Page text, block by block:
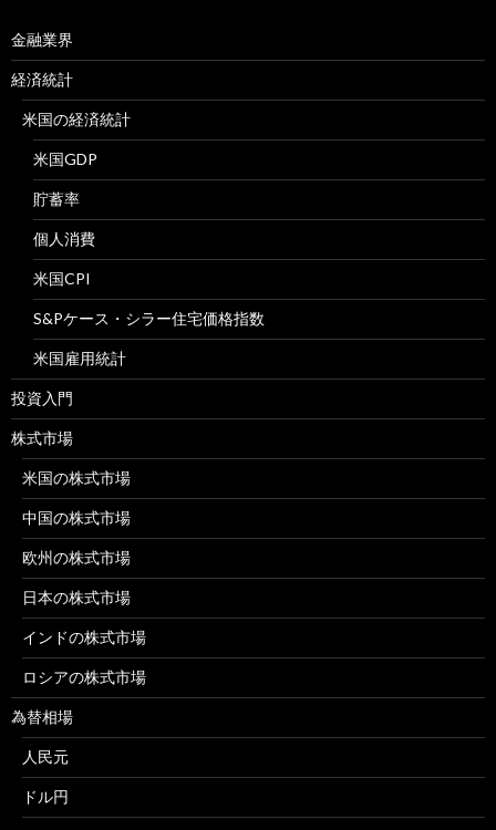
金融業界
経済統計
米国の経済統計
米国GDP
貯蓄率
個人消費
米国CPI
S&Pケース・シラー住宅価格指数
米国雇用統計
投資入門
株式市場
米国の株式市場
中国の株式市場
欧州の株式市場
日本の株式市場
インドの株式市場
ロシアの株式市場
為替相場
人民元
ドル円